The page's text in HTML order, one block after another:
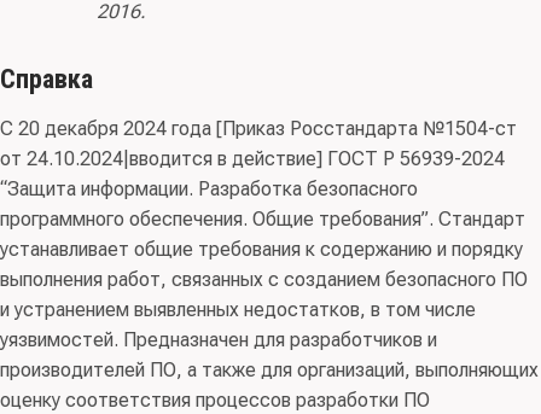
2016.
Справка
С 20 декабря 2024 года [Приказ Росстандарта №1504-ст
от 24.10.2024|вводится в действие] ГОСТ Р 56939-2024
“Защита информации. Разработка безопасного
программного обеспечения. Общие требования”. Стандарт
устанавливает общие требования к содержанию и порядку
выполнения работ, связанных с созданием безопасного ПО
и устранением выявленных недостатков, в том числе
уязвимостей. Предназначен для разработчиков и
производителей ПО, а также для организаций, выполняющих
оценку соответствия процессов разработки ПО